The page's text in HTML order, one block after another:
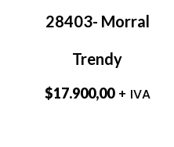
28403- Morral
Trendy
$17.900,00 + IVA